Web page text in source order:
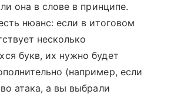
она в слове в принципе.
нюанс: если в итоговом
несколько
букв, их нужно будет
(например, если
атака, а вы выбрали